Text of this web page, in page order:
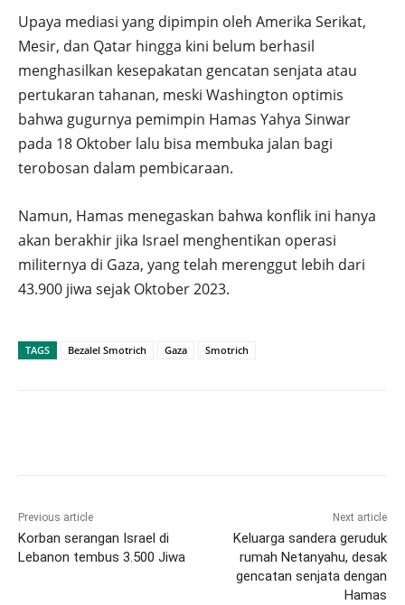
Upaya mediasi yang dipimpin oleh Amerika Serikat,
Mesir, dan Qatar hingga kini belum berhasil
menghasilkan kesepakatan gencatan senjata atau
pertukaran tahanan, meski Washington optimis
bahwa gugurnya pemimpin Hamas Yahya Sinwar
pada 18 Oktober lalu bisa membuka jalan bagi
terobosan dalam pembicaraan.
Namun, Hamas menegaskan bahwa konflik ini hanya
akan berakhir jika Israel menghentikan operasi
militernya di Gaza, yang telah merenggut lebih dari
43.900 jiwa sejak Oktober 2023.
TAGS Bezalel Smotrich Gaza Smotrich
Previous article
Korban serangan Israel di
Lebanon tembus 3.500 Jiwa
Next article
Keluarga sandera geruduk
rumah Netanyahu, desak
gencatan senjata dengan
Hamas